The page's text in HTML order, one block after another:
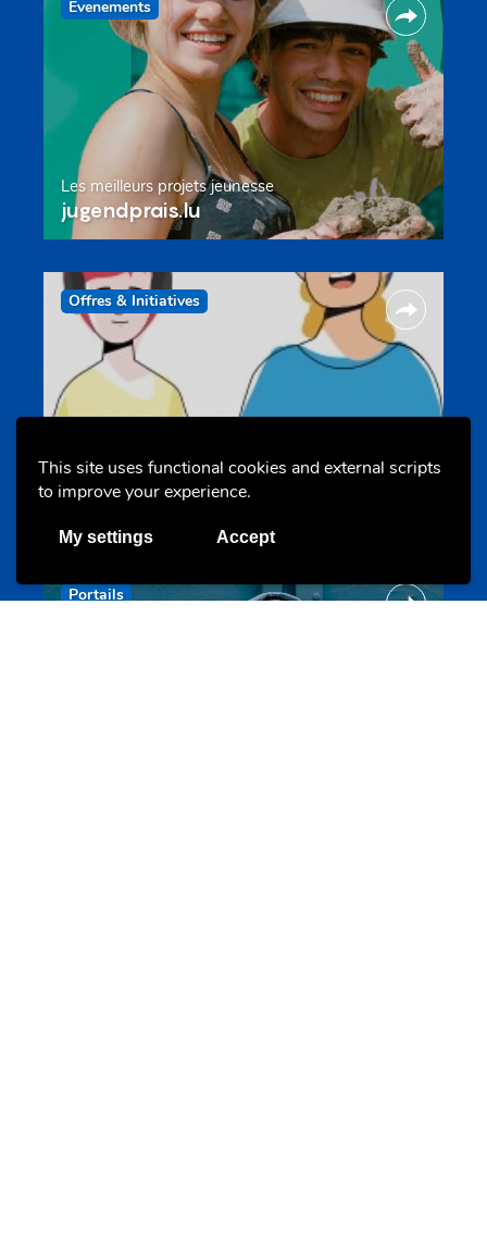
This site uses functional cookies and external scripts
to improve your experience.
My settings Accept
Evenements
Les meilleurs projets jeunesse
jugendprais.lu
Offres & Initiatives
Un projet de jeunes pour jeunes
s-team.lu
Portails